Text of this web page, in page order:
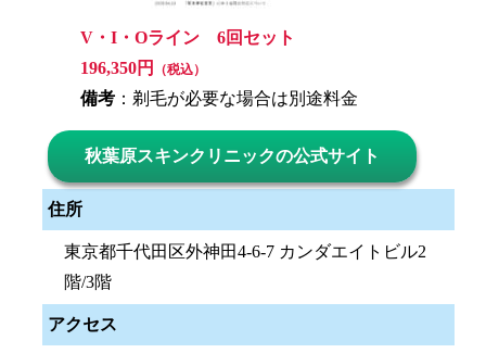
V・I・Oライン 6回セット
196,350円
（税込）
備考 ：剃毛が必要な場合は別途料金
秋葉原スキンクリニックの公式サイト
住所
東京都千代田区外神田4-6-7 カンダエイトビル2
階/3階
アクセス